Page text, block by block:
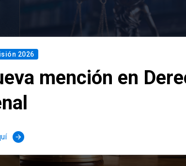
2026
mención en
arrow_forward